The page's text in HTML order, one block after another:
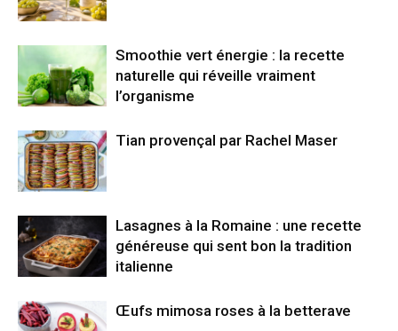
Smoothie vert énergie : la recette
naturelle qui réveille vraiment
l’organisme
Tian provençal par Rachel Maser
Lasagnes à la Romaine : une recette
généreuse qui sent bon la tradition
italienne
Œufs mimosa roses à la betterave